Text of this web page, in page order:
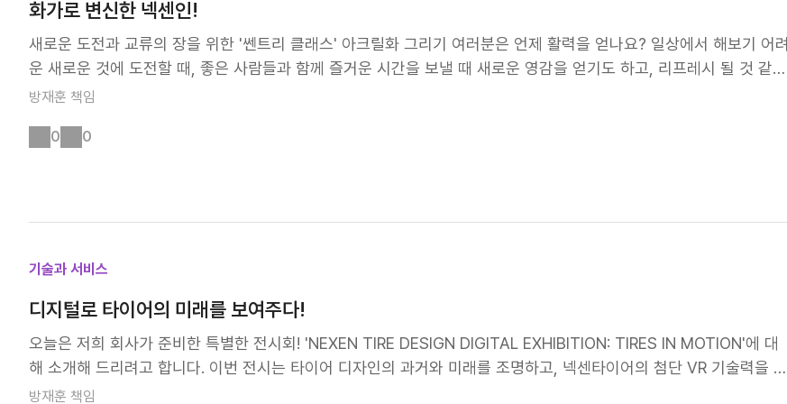
화가로 변신한 넥센인!
새로운 도전과 교류의 장을 위한 '쎈트리 클래스' 아크릴화 그리기 여러분은 언제 활력을 얻나요? 일상에서 해보기 어려
운 새로운 것에 도전할 때, 좋은 사람들과 함께 즐거운 시간을 보낼 때 새로운 영감을 얻기도 하고, 리프레시 될 것 같은
데요. 매일 반복되는 일에서 조금은 벗어나 일할 맛 나는 회사를 만들기 위해 넥센타이어에서는 퇴근 후 특별한 아카데
에 배워보삼’이란 타이틀로 시작된 원데이 클래스 프로그램! 준비부터 신경을 많이 썼는데요. 직원들에게 직접 설문조사
센인들은 도안 3가지 중 하나를 선택해서 각자만의 스타일로 색을 칠하고 귀여운 요소를 더하며 캔버스를 채워 나갔어
도 없었답니다. 서로 다른 삶의 이야기들을 품고 있는 것처럼, 다채로운 개성이 캔버스 안에 고스란히 녹아들은 거 같아
요! “넥센인들의 그림은 같은 도안인데도 각자만의 개성이 뚜렷한 것 같아요. 창의적인 그림들이 눈에 띄네요” -아크릴
화 원데이 클래스 강사님 센트리 클래스를 통한 '작은 전시회' 그렇게 90분 남짓한 시간 동안 모두들 정성스럽게 그림을
방재훈 책임
0 0
기술과 서비스
디지털로 타이어의 미래를 보여주다!
오늘은 저희 회사가 준비한 특별한 전시회! 'NEXEN TIRE DESIGN DIGITAL EXHIBITION: TIRES IN MOTION'에 대
해 소개해 드리려고 합니다. 이번 전시는 타이어 디자인의 과거와 미래를 조명하고, 넥센타이어의 첨단 VR 기술력을 선
보이는 자리였는데요. 2024년 12월 23일부터 27일까지, 서울 마곡 더넥센유니버시티 로비에서 진행되었습니다. 미디
방재훈 책임